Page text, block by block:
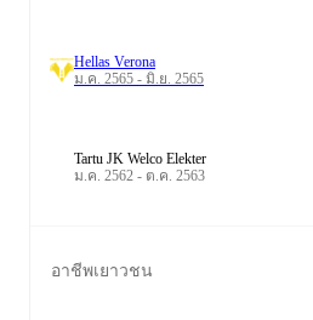
Hellas Verona
ม.ค. 2565 - มิ.ย. 2565
Tartu JK Welco Elekter
ม.ค. 2562 - ต.ค. 2563
อาชีพเยาวชน